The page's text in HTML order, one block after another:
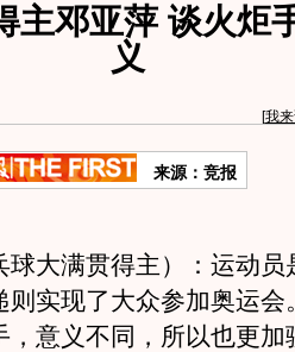
主邓亚萍 谈火炬
义
[我
来源：竞报
大满贯得主）：运动员
则实现了大众参加奥运会
，意义不同，所以也更加